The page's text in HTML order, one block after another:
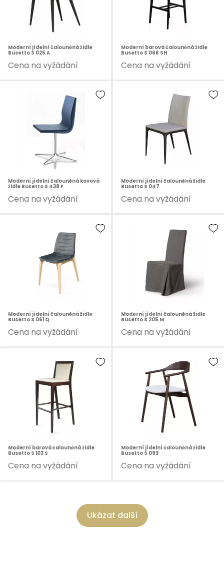
Moderní jídelní čalouněná židle
Busetto S 025 A
Cena na vyžádání
Moderní barová čalouněná židle
Busetto S 066 SH
Cena na vyžádání
Moderní jídelní čalouněná kovová
židle Busetto S 438 F
Cena na vyžádání
Moderní jídelní čalouněná židle
Busetto S 047
Cena na vyžádání
Moderní jídelní čalouněná židle
Busetto S 061 Q
Cena na vyžádání
Moderní jídelní čalouněná židle
Busetto S 205 M
Cena na vyžádání
Moderní barová čalouněná židle
Busetto S 103 S
Cena na vyžádání
Moderní jídelní čalouněná židle
Busetto S 093
Cena na vyžádání
Ukázat další